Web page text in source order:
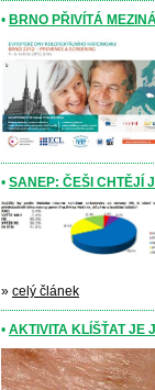
• BRNO PŘIVÍTÁ
• SANEP: ČEŠI CHTĚJÍ
» celý článek
• AKTIVITA KLÍŠŤAT JE